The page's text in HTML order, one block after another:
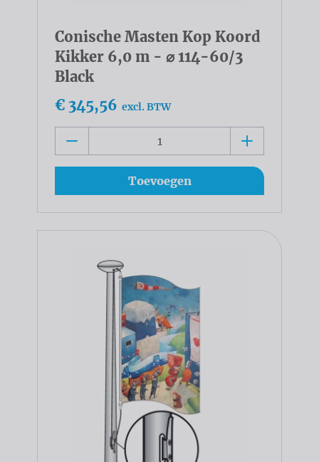
Conische Masten Kop Koord
Kikker 6,0 m - ⌀ 114-60/3
Black
€ 345,56 excl. BTW
Toevoegen